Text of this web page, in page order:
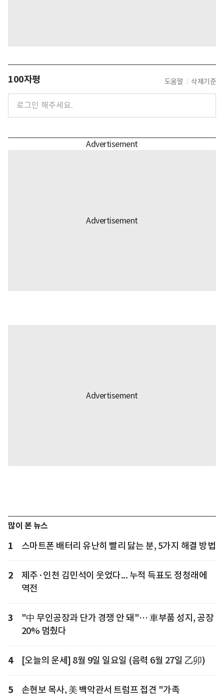
100자평 도움말 삭제기준
많이 본 뉴스
1 스마트폰 배터리 유난히 빨리 닳는 분, 5가지 해결 방법
2
제주·인천 김민석이 웃었다... 누적 득표도 정청래에
역전
3
"中 무인공장과 단가 경쟁 안 돼"… 車부품 성지, 공장
20% 멈췄다
4 [오늘의 운세] 8월 9일 일요일 (음력 6월 27일 乙卯)
5
손현보 목사, 美 백악관서 트럼프 접견 "가족